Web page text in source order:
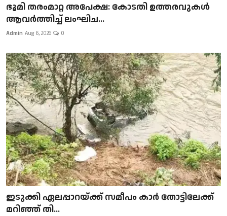
ഭൂമി തരംമാറ്റ അപേക്ഷ: കോടതി ഉത്തരവുകൾ
ആവർത്തിച്ച് ലംഘിച...
Admin Aug 6, 2026 0
ഇടുക്കി ഏലപ്പാറയ്ക്ക് സമീപം കാർ തോട്ടിലേക്ക്
മറിഞ്ഞ് തി...